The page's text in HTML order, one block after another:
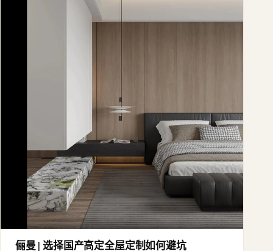
俪曼 | 选择国产高定全屋定制如何避坑